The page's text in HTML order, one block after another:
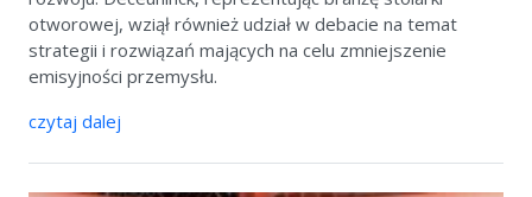
otworowej, wziął również udział w debacie na temat
strategii i rozwiązań mających na celu zmniejszenie
emisyjności przemysłu.
czytaj dalej